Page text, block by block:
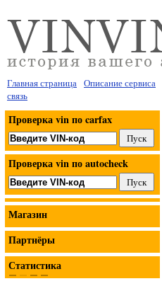
Главная страница Описание сервиса
связь
Проверка vin по carfax
Проверка vin по autocheck
Магазин
Партнёры
Статистика